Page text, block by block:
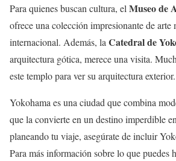
Para quienes buscan cultura, el Museo de
ofrece una colección impresionante de arte
internacional. Además, la Catedral de
arquitectura gótica, merece una visita.
este templo para ver su arquitectura exterior.
Yokohama es una ciudad que combina
que la convierte en un destino imperdible
planeando tu viaje, asegúrate de incluir
Para más información sobre lo que puedes